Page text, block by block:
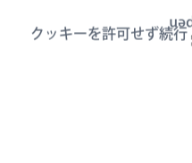
クッキーを許可せず続行